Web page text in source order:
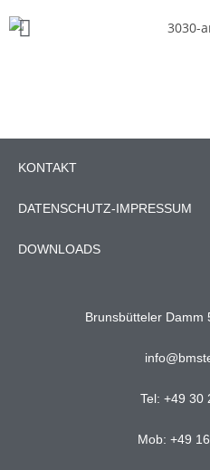
KONTAKT
DATENSCHUTZ-IMPRESSUM
DOWNLOADS
Brunsbütteler Damm
Tel: +49 30
Mob: +49